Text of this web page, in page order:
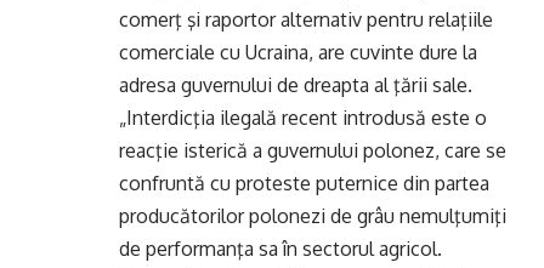
comerţ şi raportor alternativ pentru relaţiile
comerciale cu Ucraina, are cuvinte dure la
adresa guvernului de dreapta al ţării sale.
„Interdicţia ilegală recent introdusă este o
reacţie isterică a guvernului polonez, care se
confruntă cu proteste puternice din partea
producătorilor polonezi de grâu nemulţumiţi
de performanţa sa în sectorul agricol.